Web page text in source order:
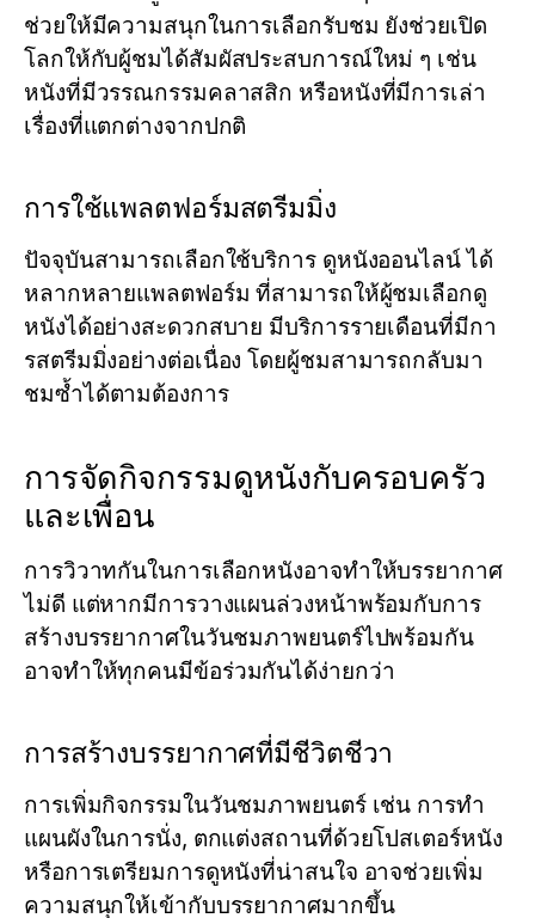
ช่วยให้มีความสนุกในการเลือกรับชม ยังช่วยเปิด
โลกให้กับผู้ชมได้สัมผัสประสบการณ์ใหม่ ๆ เช่น
หนังที่มีวรรณกรรมคลาสสิก หรือหนังที่มีการเล่า
เรื่องที่แตกต่างจากปกติ
การใช้แพลตฟอร์มสตรีมมิ่ง
ปัจจุบันสามารถเลือกใช้บริการ ดูหนังออนไลน์ได้
หลากหลายแพลตฟอร์ม ที่สามารถให้ผู้ชมเลือกดู
หนังได้อย่างสะดวกสบาย มีบริการรายเดือนที่มีกา
รสตรีมมิ่งอย่างต่อเนื่อง โดยผู้ชมสามารถกลับมา
ชมซ้ำได้ตามต้องการ
การจัดกิจกรรมดูหนังกับครอบครัว
และเพื่อน
การวิวาทกันในการเลือกหนังอาจทำให้บรรยากาศ
ไม่ดี แต่หากมีการวางแผนล่วงหน้าพร้อมกับการ
สร้างบรรยากาศในวันชมภาพยนตร์ไปพร้อมกัน
อาจทำให้ทุกคนมีข้อร่วมกันได้ง่ายกว่า
การสร้างบรรยากาศที่มีชีวิตชีวา
การเพิ่มกิจกรรมในวันชมภาพยนตร์ เช่น การทำ
แผนผังในการนั่ง, ตกแต่งสถานที่ด้วยโปสเตอร์หนัง
หรือการเตรียมการดูหนังที่น่าสนใจ อาจช่วยเพิ่ม
ความสนุกให้เข้ากับบรรยากาศมากขึ้น